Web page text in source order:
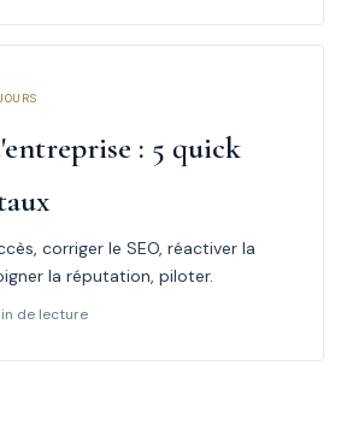
: 5 quick
corriger le SEO, réactiver la
la réputation, piloter.
de lecture